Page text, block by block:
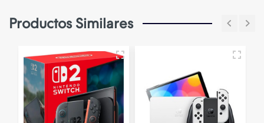
Productos Similares